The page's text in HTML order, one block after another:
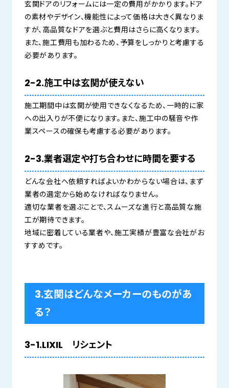
玄関ドアのリフォームには一定の費用がかかります。ドア
の素材やデザイン、機能性によって価格は大きく異なりま
すが、高品質なドアを選ぶと費用はさらに高くなります。
また、施工費用も加わるため、予算をしっかりと考慮する
必要があります。
2-2.施工中は玄関が使えない
施工期間中は玄関が使用できなくなるため、一時的に家
への出入りが不便になります。また、施工中の騒音や作
業スペースの確保も考慮する必要があります。
2-3.業者選定や打ち合わせに時間を要する
どんな会社へ依頼すればよいかわからない場合は、まず
業者の選定から始めなければなりません。
適切な業者を選ぶことで、スムーズな進行と高品質な施
工が期待できます。
地域に密着している業者や、施工実績が豊富な会社がお
すすめです。
3.玄関はどんなメーカーのものがあ
る？
3-1.LIXIL リシェント